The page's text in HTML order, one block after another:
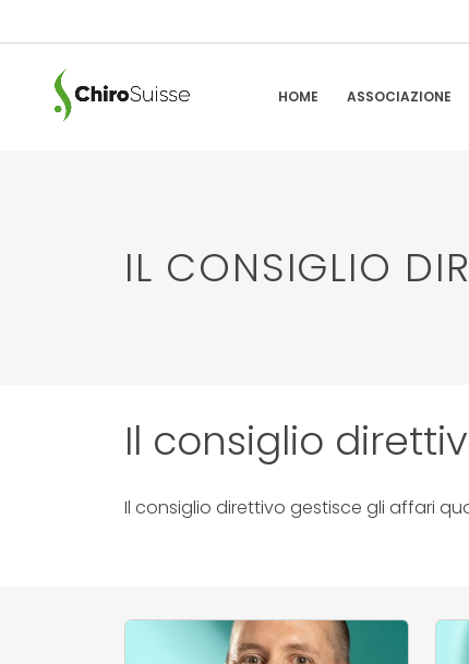
HOME ASSOCIAZIONE
IL CONSIGLIO
Il consiglio
Il consiglio direttivo gestisce gli affari